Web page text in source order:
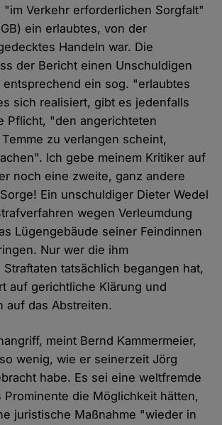
"im Verkehr erforderlichen Sorgfalt"
ein erlaubtes, von der
Handeln war. Die
der Bericht einen Unschuldigen
ein sog. "erlaubtes
sich realisiert, gibt es jedenfalls
Pflicht, "den angerichteten
zu verlangen scheint,
Ich gebe meinem Kritiker auf
noch eine zweite, ganz andere
Ein unschuldiger Dieter Wedel
wegen Verleumdung
Lügengebäude seiner Feindinnen
Nur wer die ihm
tatsächlich begangen hat,
auf gerichtliche Klärung und
auf das Abstreiten.
meint Bernd Kammermeier,
wenig, wie er seinerzeit Jörg
habe. Es sei eine weltfremde
Prominente die Möglichkeit hätten,
juristische Maßnahme "wieder in